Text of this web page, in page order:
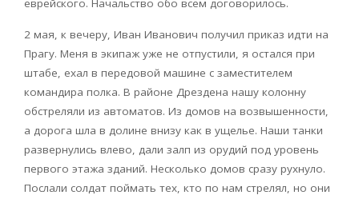
еврейского. Начальство обо всем договорилось.
2 мая, к вечеру, Иван Иванович получил приказ идти на
Прагу. Меня в экипаж уже не отпустили, я остался при
штабе, ехал в передовой машине с заместителем
командира полка. В районе Дрездена нашу колонну
обстреляли из автоматов. Из домов на возвышенности,
а дорога шла в долине внизу как в ущелье. Наши танки
развернулись влево, дали залп из орудий под уровень
первого этажа зданий. Несколько домов сразу рухнуло.
Послали солдат поймать тех, кто по нам стрелял, но они